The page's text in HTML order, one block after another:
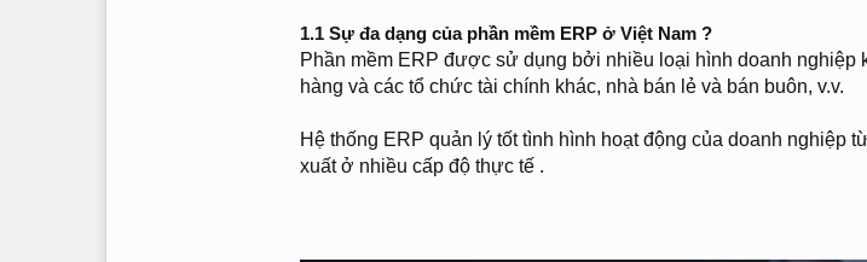
1.1 Sự đa dạng của phần mềm ERP ở Việt Nam ?
Phần mềm ERP được sử dụng bởi nhiều loại hình doanh nghiệp
hàng và các tổ chức tài chính khác, nhà bán lẻ và bán buôn, v.v.
Hệ thống ERP quản lý tốt tình hình hoạt động của doanh nghiệp
xuất ở nhiều cấp độ thực tế .